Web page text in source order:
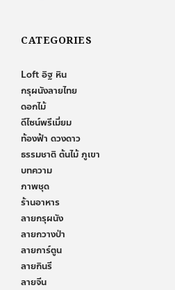
CATEGORIES
Loft อิฐ หิน
กรุผนังลายไทย
ดอกไม้
ดีไซน์พรีเมี่ยม
ท้องฟ้า ดวงดาว
ธรรมชาติ ต้นไม้ ภูเขา
บทความ
ภาพชุด
ร้านอาหาร
ลายกรุผนัง
ลายกวางป่า
ลายการ์ตูน
ลายกินรี
ลายจีน